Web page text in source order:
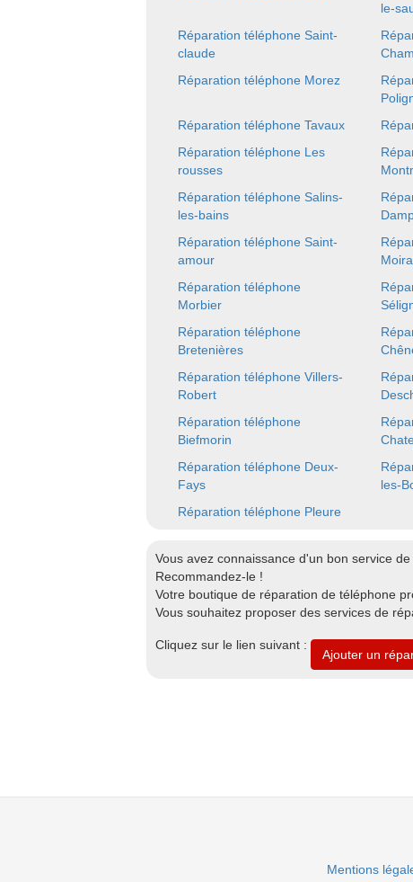
le-
Réparation téléphone Saint-
claude
Réparation téléphone Morez
Réparation téléphone Tavaux
Réparation téléphone Les
rousses
Réparation téléphone Salins-
les-bains
Réparation téléphone Saint-
amour
Réparation téléphone
Morbier
Réparation téléphone
Bretenières
Réparation téléphone Villers-
Robert
Réparation téléphone
Biefmorin
Réparation téléphone Deux-
Fays
les-
Réparation téléphone Pleure
Vous avez connaissance d'un bon service
Recommandez-le !
Votre boutique de réparation de téléphone
Vous souhaitez proposer des services de
Cliquez sur le lien suivant :
Ajouter un
Mentions